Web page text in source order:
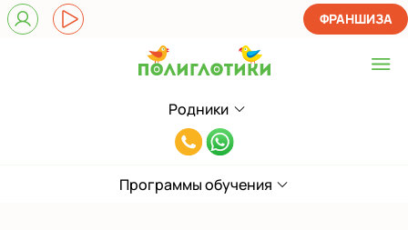
Родники
Выберите центр
Родники
Показать на карте
8(913)202-
71
ФРАНШИЗА
Программы обучения